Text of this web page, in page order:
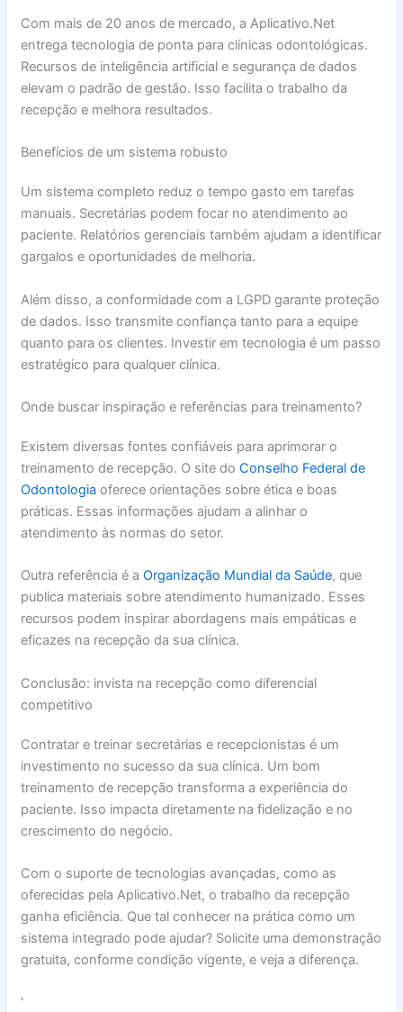
Com mais de 20 anos de mercado, a Aplicativo.Net
entrega tecnologia de ponta para clínicas odontológicas.
Recursos de inteligência artificial e segurança de dados
elevam o padrão de gestão. Isso facilita o trabalho da
recepção e melhora resultados.
Benefícios de um sistema robusto
Um sistema completo reduz o tempo gasto em tarefas
manuais. Secretárias podem focar no atendimento ao
paciente. Relatórios gerenciais também ajudam a identificar
gargalos e oportunidades de melhoria.
Além disso, a conformidade com a LGPD garante proteção
de dados. Isso transmite confiança tanto para a equipe
quanto para os clientes. Investir em tecnologia é um passo
estratégico para qualquer clínica.
Onde buscar inspiração e referências para treinamento?
Existem diversas fontes confiáveis para aprimorar o
treinamento de recepção. O site do Conselho Federal de
Odontologia oferece orientações sobre ética e boas
práticas. Essas informações ajudam a alinhar o
atendimento às normas do setor.
Outra referência é a Organização Mundial da Saúde, que
publica materiais sobre atendimento humanizado. Esses
recursos podem inspirar abordagens mais empáticas e
eficazes na recepção da sua clínica.
Conclusão: invista na recepção como diferencial
competitivo
Contratar e treinar secretárias e recepcionistas é um
investimento no sucesso da sua clínica. Um bom
treinamento de recepção transforma a experiência do
paciente. Isso impacta diretamente na fidelização e no
crescimento do negócio.
Com o suporte de tecnologias avançadas, como as
oferecidas pela Aplicativo.Net, o trabalho da recepção
ganha eficiência. Que tal conhecer na prática como um
sistema integrado pode ajudar? Solicite uma demonstração
gratuita, conforme condição vigente, e veja a diferença.
'